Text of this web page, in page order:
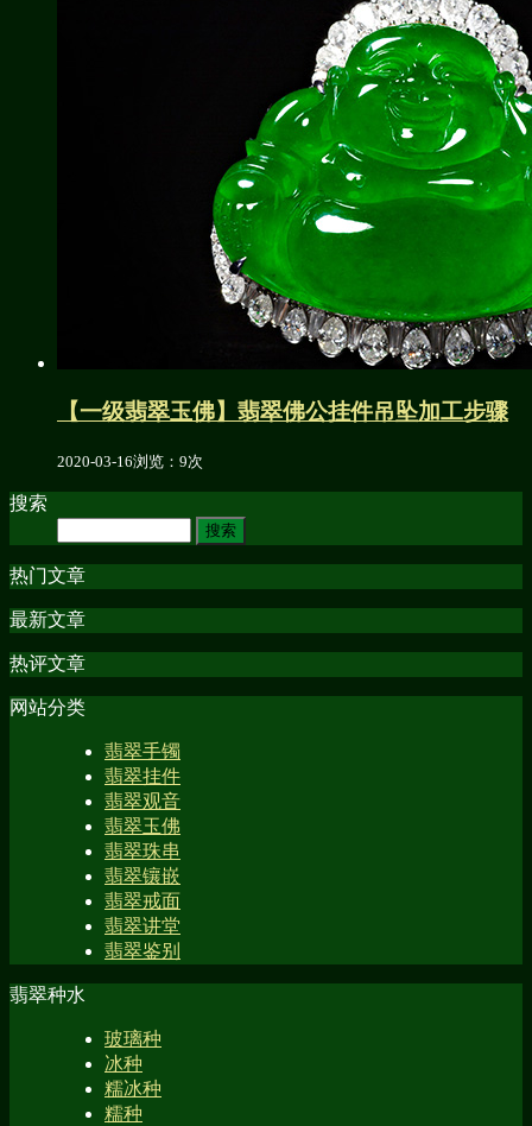
【一级翡翠玉佛】翡翠佛公挂件吊坠加工步骤
2020-03-16浏览：9次
搜索
热门文章
最新文章
热评文章
网站分类
翡翠手镯
翡翠挂件
翡翠观音
翡翠玉佛
翡翠珠串
翡翠镶嵌
翡翠戒面
翡翠讲堂
翡翠鉴别
翡翠种水
玻璃种
冰种
糯冰种
糯种